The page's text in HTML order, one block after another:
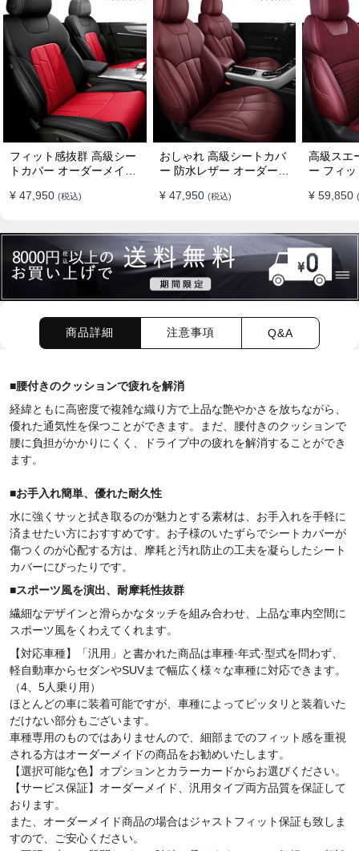
フィット感抜群 高級シー
トカバー オーダーメイド
全席セット
¥ 47,950 (税込)
おしゃれ 高級シートカバ
ー 防水レザー オーダーメ
全席セット
¥ 47,950 (税込)
高級スエ
ー フィ
全席セッ
¥ 59,850
商品詳細 注意事項 Q&A
■腰付きのクッションで疲れを解消
経緯ともに高密度で複雑な織り方で上品な艶やかさを放ちながら、
優れた通気性を保つことができます。まだ、腰付きのクッションで
腰に負担がかかりにくく、ドライブ中の疲れを解消することができ
ます。
■お手入れ簡単、優れた耐久性
水に強くサッと拭き取るのが魅力とする素材は、お手入れを手軽に
済ませたい方におすすめです。お子様のいたずらでシートカバーが
傷つくのが心配する方は、摩耗と汚れ防止の工夫を凝らしたシート
カバーにぴったりです。
■スポーツ風を演出、 耐摩耗性抜群
繊細なデザインと滑らかなタッチを組み合わせ、上品な車内空間に
スポーツ風をくわえてくれます。
【対応車種】「汎用」と書かれた商品は車種·年式·型式を問わず、
軽自動車からセダンやSUVまで幅広く様々な車種に対応できます。
（4、5人乗り用）
ほとんどの車に装着可能ですが、車種によってピッタリと装着いた
だけない部分もございます。
車種専用のものではありませんので、細部までのフィット感を重視
される方はオーダーメイドの商品をお勧めいたします。
【選択可能な色】オプションとカラーカードからお選びください。
【サービス保証】オーダーメイド、汎用タイプ両方品質を保証して
おります。
また、オーダーメイド商品の場合はジャストフィット保証も致しま
すので、ご安心ください。